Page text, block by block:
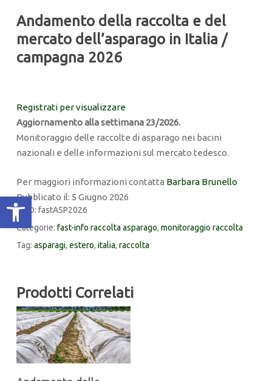
Apri la barra degli strumenti
Andamento della raccolta e del
mercato dell’asparago in Italia /
campagna 2026
Registrati per visualizzare
Aggiornamento alla settimana 23/2026.
Monitoraggio delle raccolte di asparago nei bacini
nazionali e delle informazioni sul mercato tedesco.
Per maggiori informazioni contatta Barbara Brunello
Pubblicato il: 5 Giugno 2026
COD: fastASP2026
Categorie: fast-info raccolta asparago, monitoraggio raccolta
Tag: asparagi, estero, italia, raccolta
Prodotti Correlati